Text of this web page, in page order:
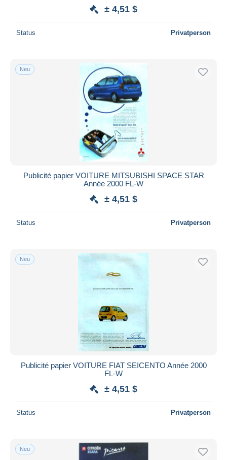
± 4,51 $
Status Privatperson
Neu
Publicité papier VOITURE MITSUBISHI SPACE STAR
Année 2000 FL-W
± 4,51 $
Status Privatperson
Neu
Publicité papier VOITURE FIAT SEICENTO Année 2000
FL-W
± 4,51 $
Status Privatperson
Neu